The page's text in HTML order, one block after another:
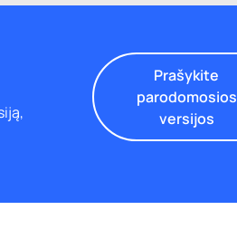
Prašykite
parodomosios
versijos